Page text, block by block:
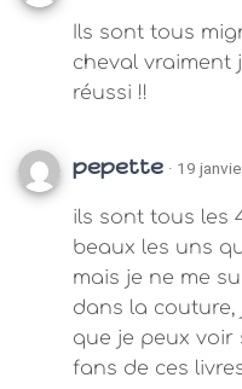
Ils sont tous
cheval vraiment
réussi !!
pepette · 19
ils sont tous les
beaux les uns
mais je ne me
dans la
que je peux voir
fans de ces